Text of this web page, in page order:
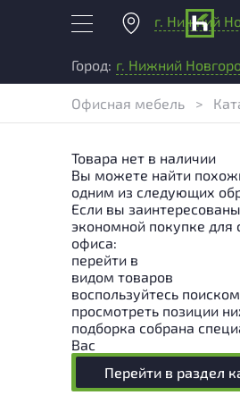
г. Нижний
Город: г. Нижний
Офисная мебель >
Товара нет в наличии
Вы можете найти
одним из следующих
Если вы
экономной покупке для
офиса:
перейти в
видом товаров
воспользуйтесь
просмотреть позиции
подборка собрана
Вас
Перейти в раздел